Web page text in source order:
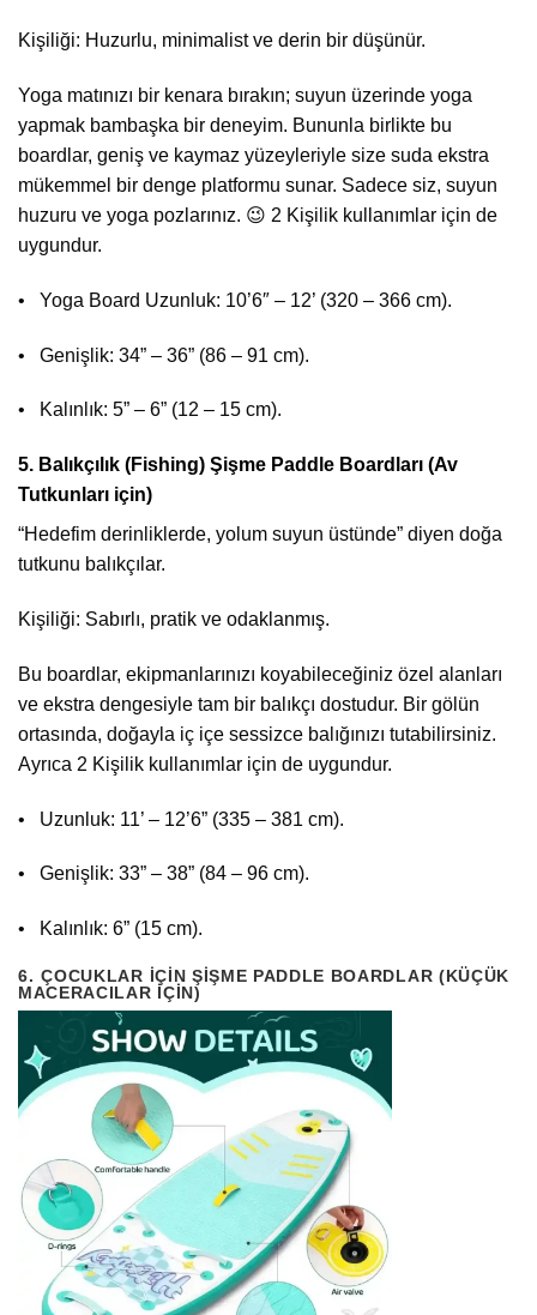
Kişiliği: Huzurlu, minimalist ve derin bir düşünür.
Yoga matınızı bir kenara bırakın; suyun üzerinde yoga
yapmak bambaşka bir deneyim. Bununla birlikte bu
boardlar, geniş ve kaymaz yüzeyleriyle size suda ekstra
mükemmel bir denge platformu sunar. Sadece siz, suyun
huzuru ve yoga pozlarınız. 😉 2 Kişilik kullanımlar için de
uygundur.
• Yoga Board Uzunluk: 10’6″ – 12’ (320 – 366 cm).
• Genişlik: 34” – 36” (86 – 91 cm).
• Kalınlık: 5” – 6” (12 – 15 cm).
5.⁠ ⁠Balıkçılık (Fishing) Şişme Paddle Boardları (Av
Tutkunları için)
“Hedefim derinliklerde, yolum suyun üstünde” diyen doğa
tutkunu balıkçılar.
Kişiliği: Sabırlı, pratik ve odaklanmış.
Bu boardlar, ekipmanlarınızı koyabileceğiniz özel alanları
ve ekstra dengesiyle tam bir balıkçı dostudur. Bir gölün
ortasında, doğayla iç içe sessizce balığınızı tutabilirsiniz.
Ayrıca 2 Kişilik kullanımlar için de uygundur.
• Uzunluk: 11’ – 12’6” (335 – 381 cm).
• Genişlik: 33” – 38” (84 – 96 cm).
• Kalınlık: 6” (15 cm).
6.⁠ ⁠ÇOCUKLAR İÇIN ŞIŞME PADDLE BOARDLAR (KÜÇÜK
MACERACILAR IÇIN)